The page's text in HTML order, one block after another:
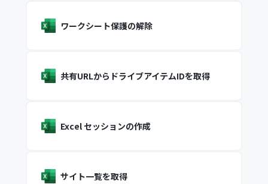
ワークシート保護の解除
共有URLからドライブアイテムIDを取得
Excel セッションの作成
サイト一覧を取得